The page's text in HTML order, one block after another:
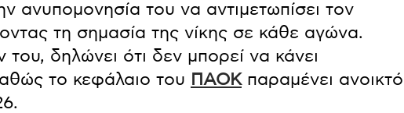
ανυπομονησία του να αντιμετωπίσει τον
τη σημασία της νίκης σε κάθε αγώνα.
δηλώνει ότι δεν μπορεί να κάνει
το κεφάλαιο του ΠΑΟΚ παραμένει ανοικτό